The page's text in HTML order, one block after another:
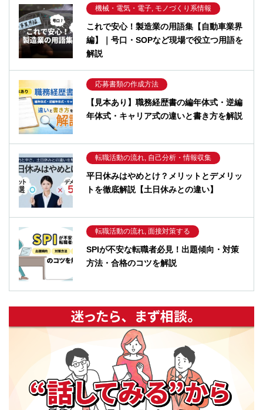
機械・電気・電子, モノづくり系情報
これで安心！製造業の用語集【自動車業界
編】｜号口・SOPなど現場で役立つ用語を
解説
応募書類の作成方法
【見本あり】職務経歴書の編年体式・逆編
年体式・キャリア式の違いと書き方を解説
転職活動の流れ, 自己分析・情報収集
平日休みはやめとけ？メリットとデメリッ
トを徹底解説【土日休みとの違い】
転職活動の流れ, 面接対策する
SPIが不安な転職者必見！出題傾向・対策
方法・合格のコツを解説